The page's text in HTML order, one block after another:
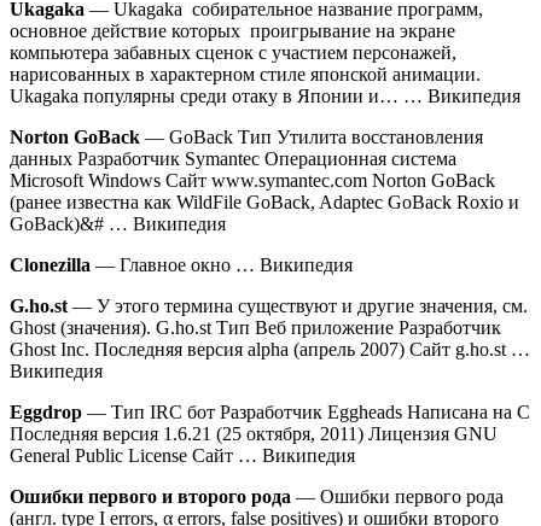
Ukagaka — Ukagaka собирательное название программ,
основное действие которых проигрывание на экране
компьютера забавных сценок с участием персонажей,
нарисованных в характерном стиле японской анимации.
Ukagaka популярны среди отаку в Японии и… … Википедия
Norton GoBack — GoBack Тип Утилита восстановления
данных Разработчик Symantec Операционная система
Microsoft Windows Сайт www.symantec.com Norton GoBack
(ранее известна как WildFile GoBack, Adaptec GoBack Roxio и
GoBack)&# … Википедия
Clonezilla — Главное окно … Википедия
G.ho.st — У этого термина существуют и другие значения, см.
Ghost (значения). G.ho.st Тип Веб приложение Разработчик
Ghost Inc. Последняя версия alpha (апрель 2007) Сайт g.ho.st …
Википедия
Eggdrop — Тип IRC бот Разработчик Eggheads Написана на C
Последняя версия 1.6.21 (25 октября, 2011) Лицензия GNU
General Public License Сайт … Википедия
Ошибки первого и второго рода — Ошибки первого рода
(англ. type I errors, α errors, false positives) и ошибки второго